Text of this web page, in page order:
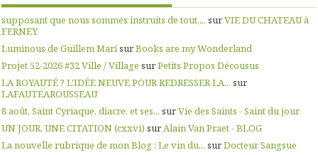
supposant que nous sommes instruits de tout,... surVIE DU CHATEAU à
FERNEY
Luminous de Guillem MarísurBooks are my Wonderland
Projet 52-2026 #32 Ville / Village surPetits Propos Décousus
LA ROYAUTÉ ? L'IDÉE NEUVE POUR REDRESSER LA... sur
LAFAUTEAROUSSEAU
8 août. Saint Cyriaque, diacre, et ses... surVie des Saints - Saint du jour
UN JOUR, UNE CITATION (cxxvi) surAlain Van Praet - BLOG
La nouvelle rubrique de mon Blog : Le vin du... surDocteur Sangsue